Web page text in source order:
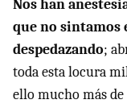
Nos han
que no sintamos
despedazando;
toda esta locura
ello mucho más